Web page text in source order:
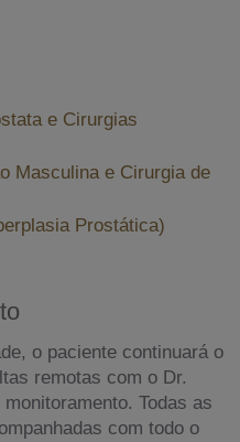
e Cirurgias
Masculina e Cirurgia de
Prostática)
o paciente continuará o
remotas com o Dr.
Todas as
com todo o